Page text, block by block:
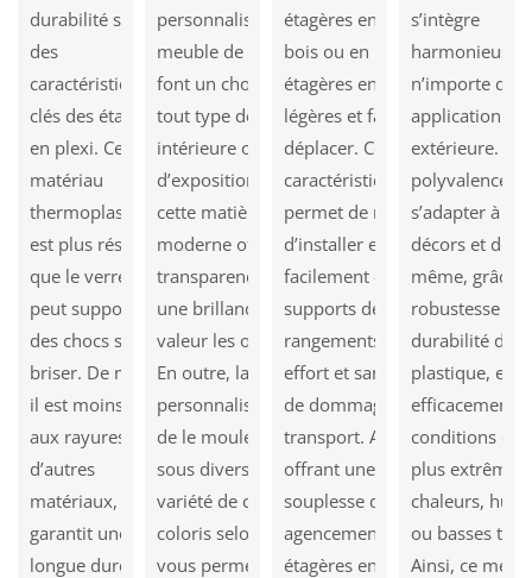
durabilité sont
des
caractéristiques
clés des étagères
en plexi. Ce
matériau
thermoplastique
est plus résistant
que le verre et il
peut supporter
des chocs sans se
briser. De même,
il est moins sujet
aux rayures que
d’autres
matériaux, ce qui
garantit une
longue durée de
personnalisable de ce
meuble de rangement en
font un choix prisé pour
tout type de décoration
intérieure ou
d’exposition. En effet,
cette matière plastique
moderne offre une
transparence cristalline et
une brillance qui met en
valeur les objets exposés.
En outre, la possibilité de
personnaliser le design,
de le mouler et façonner
sous diverses formes et la
variété de choix des
coloris selon vos besoins
vous permet d’obtenir un
étagères en verre, en
bois ou en métal, les
étagères en plexi sont
légères et faciles à
déplacer. Cette
caractéristique
permet de manipuler,
d’installer et d’ajuster
facilement ces
supports de
rangements sans
effort et sans risque
de dommage lors du
transport. Ainsi, en
offrant une grande
souplesse dans leur
agencement, les
étagères en plexi se
s’intègre
n’importe
application
extérieure. En
polyvalence
s’adapter à
décors et de
même, grâce
robustesse et
durabilité de
plastique, elle
efficacement
conditions
plus extrêmes
chaleurs,
ou basses
Ainsi, ce